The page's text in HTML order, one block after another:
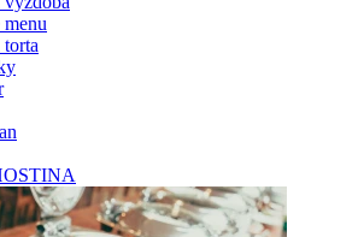
menu
torta